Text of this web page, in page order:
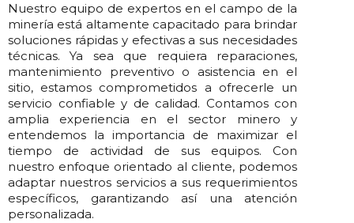
Nuestro equipo de expertos en el campo de la
minería está altamente capacitado para brindar
soluciones rápidas y efectivas a sus necesidades
técnicas. Ya sea que requiera reparaciones,
mantenimiento preventivo o asistencia en el
sitio, estamos comprometidos a ofrecerle un
servicio confiable y de calidad. Contamos con
amplia experiencia en el sector minero y
entendemos la importancia de maximizar el
tiempo de actividad de sus equipos. Con
nuestro enfoque orientado al cliente, podemos
adaptar nuestros servicios a sus requerimientos
específicos, garantizando así una atención
personalizada.